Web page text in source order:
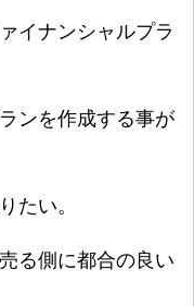
イナンシャルプラ
ンを作成する事が
たい。
る側に都合の良い